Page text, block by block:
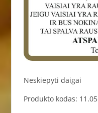
Neskiepyti daigai
Produkto kodas: 11.05